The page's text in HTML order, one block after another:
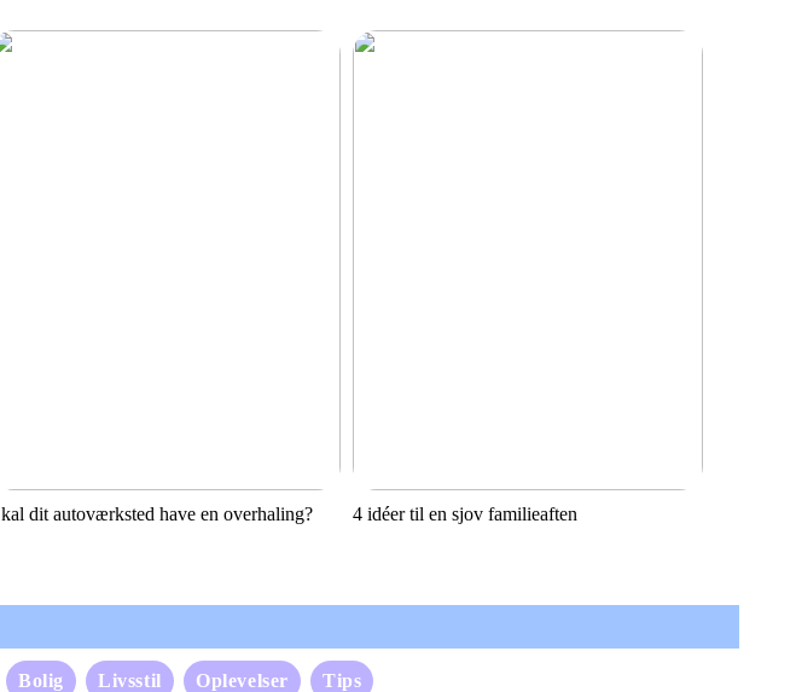
dit autoværksted have en overhaling? 4 idéer til en sjov familieaften
Bolig Livsstil Oplevelser Tips